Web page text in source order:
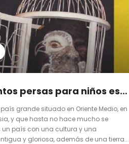
Libro: «Cuentos persas para niños españoles» de Mahdi Azaryazdi
grande situado en Oriente Medio, en
y que hasta no hace mucho se
un país con una cultura y una
y gloriosa, además de una tierra...